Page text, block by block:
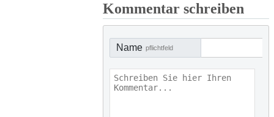
Kommentar schreiben
Name pflichtfeld